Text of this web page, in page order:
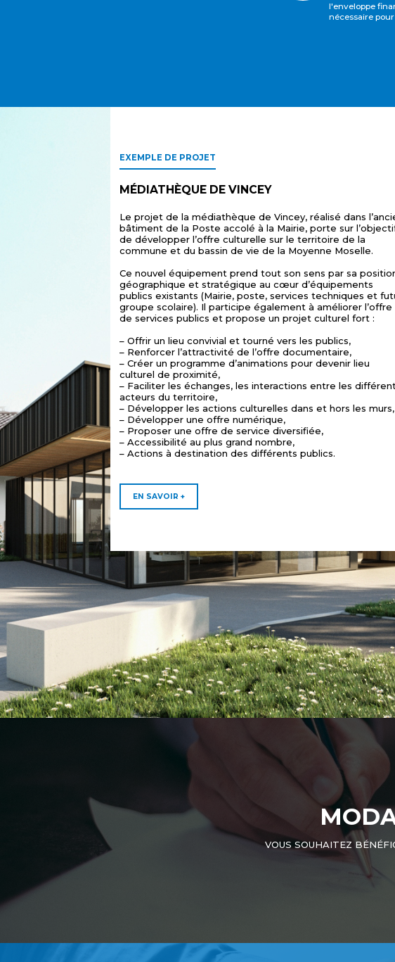
l'enveloppe
nécessaire
EXEMPLE DE PROJET
MÉDIATHÈQUE DE VINCEY
Le projet de la médiathèque de Vincey, réalisé dans
bâtiment de la Poste accolé à la Mairie, porte sur
de développer l’offre culturelle sur le territoire de la
commune et du bassin de vie de la Moyenne Moselle.
Ce nouvel équipement prend tout son sens par sa
géographique et stratégique au cœur d’équipements
publics existants (Mairie, poste, services techniques et
groupe scolaire). Il participe également à améliorer l’offre
de services publics et propose un projet culturel fort :
– Offrir un lieu convivial et tourné vers les publics,
– Renforcer l’attractivité de l’offre documentaire,
– Créer un programme d’animations pour devenir lieu
culturel de proximité,
– Faciliter les échanges, les interactions entre les
acteurs du territoire,
– Développer les actions culturelles dans et hors les murs,
– Développer une offre numérique,
– Proposer une offre de service diversifiée,
– Accessibilité au plus grand nombre,
– Actions à destination des différents publics.
EN SAVOIR +
VOUS SOUHAITEZ